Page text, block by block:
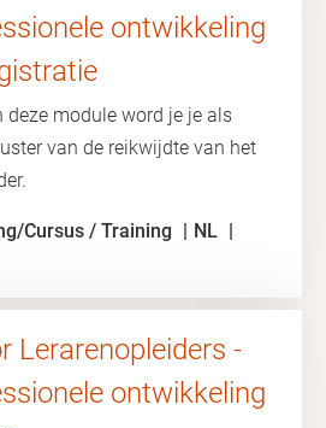
ontwikkeling
deze module word je je als
van de reikwijdte van het
Cursus / Training
NL
Lerarenopleiders -
ontwikkeling